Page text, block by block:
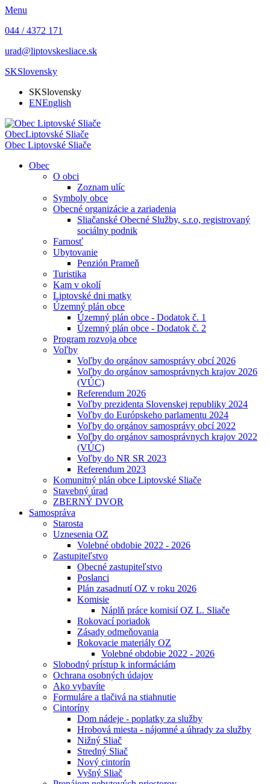
Menu
044 / 4372 171
urad@liptovskesliace.sk
SKSlovensky
SKSlovensky
ENEnglish
ObecLiptovské Sliače
Obec Liptovské Sliače
Obec
O obci
Zoznam ulíc
Symboly obce
Obecné organizácie a zariadenia
Sliačanské Obecné Služby, s.r.o, registrovaný
sociálny podnik
Farnosť
Ubytovanie
Penzión Prameň
Turistika
Kam v okolí
Liptovské dni matky
Územný plán obce
Územný plán obce - Dodatok č. 1
Územný plán obce - Dodatok č. 2
Program rozvoja obce
Voľby
Voľby do orgánov samosprávy obcí 2026
Voľby do orgánov samosprávnych krajov 2026
(VÚC)
Referendum 2026
Voľby prezidenta Slovenskej republiky 2024
Voľby do Európskeho parlamentu 2024
Voľby do orgánov samosprávy obcí 2022
Voľby do orgánov samosprávnych krajov 2022
(VÚC)
Voľby do NR SR 2023
Referendum 2023
Komunitný plán obce Liptovské Sliače
Stavebný úrad
ZBERNÝ DVOR
Samospráva
Starosta
Uznesenia OZ
Volebné obdobie 2022 - 2026
Zastupiteľstvo
Obecné zastupiteľstvo
Poslanci
Plán zasadnutí OZ v roku 2026
Komisie
Náplň práce komisií OZ L. Sliače
Rokovací poriadok
Zásady odmeňovania
Rokovacie materiály OZ
Volebné obdobie 2022 - 2026
Slobodný prístup k informáciám
Ochrana osobných údajov
Ako vybavíte
Formuláre a tlačivá na stiahnutie
Cintoríny
Dom nádeje - poplatky za služby
Hrobová miesta - nájomné a úhrady za služby
Nižný Sliač
Stredný Sliač
Nový cintorín
Vyšný Sliač